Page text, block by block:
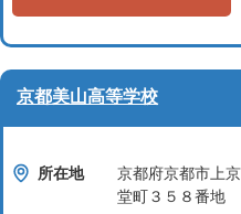
京都美山高等学校
所在地
京都府京都市上
堂町３５８番地